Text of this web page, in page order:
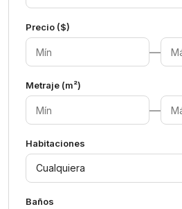
Precio ($)
—
Metraje (m²)
—
Habitaciones
Cualquiera
Baños